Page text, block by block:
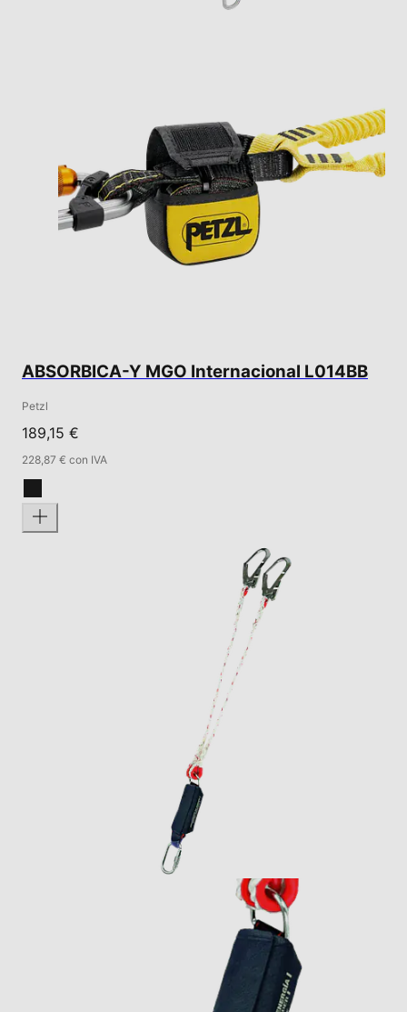
ABSORBICA-Y MGO Internacional L014BB
Petzl
189,15 €
228,87 € con IVA